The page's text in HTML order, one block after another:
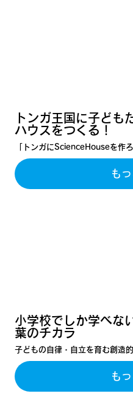
トンガ王国に子ども
ハウスをつくる！
「トンガにScienceHouseを作
も
小学校でしか学べ
葉のチカラ
子どもの自律・自立を育む創造
も